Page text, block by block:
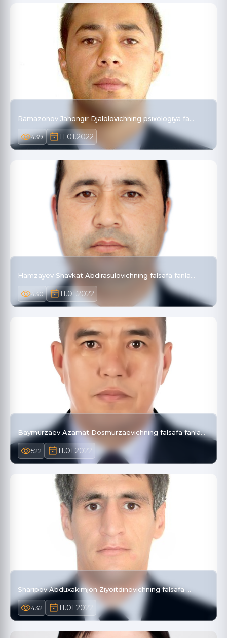
Ramazonov Jahongir Djalolovichning psixologiya fa…
439 11.01.2022
Hamzayev Shavkat Abdirasulovichning falsafa fanla…
430 11.01.2022
Baymurzaev Azamat Dosmurzaevichning falsafa fanla…
522 11.01.2022
Sharipov Abduxakimjon Ziyoitdinovichning falsafa …
432 11.01.2022